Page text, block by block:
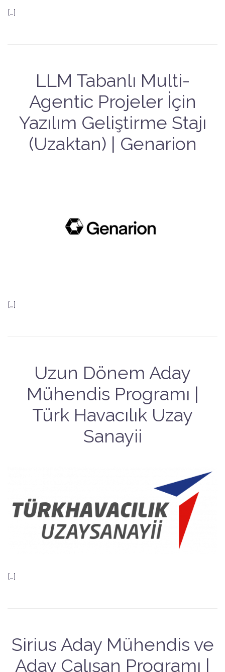
[…]
LLM Tabanlı Multi-
Agentic Projeler İçin
Yazılım Geliştirme Stajı
(Uzaktan) | Genarion
[…]
Uzun Dönem Aday
Mühendis Programı |
Türk Havacılık Uzay
Sanayii
[…]
Sirius Aday Mühendis ve
Aday Çalışan Programı |